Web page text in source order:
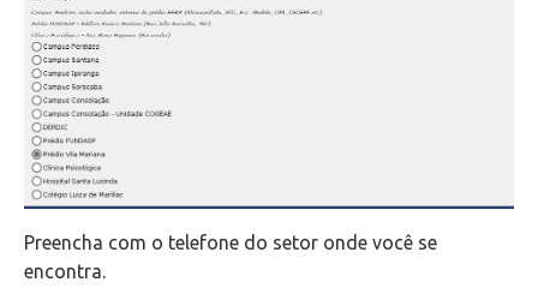
Preencha com o telefone do setor onde você se
encontra.